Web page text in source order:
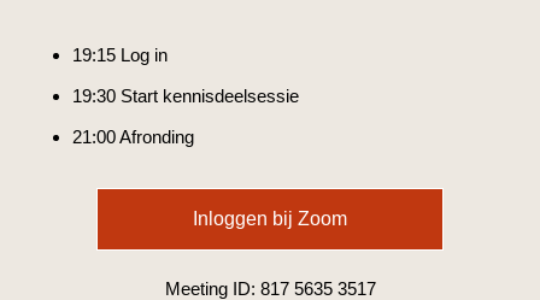
19:15 Log in
19:30 Start kennisdeelsessie
21:00 Afronding
Inloggen bij Zoom
Meeting ID: 817 5635 3517